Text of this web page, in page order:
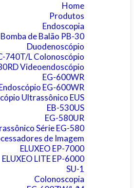
Home
Produtos
Endoscopia
de Balão PB-30
Duodenoscópio
740T/L Colonoscópio
Videoendoscópio
EG-600WR
EG-600WR
Ultrassônico EUS
EB-530US
EG-580UR
Série EG-580
de Imagem
ELUXEO EP-7000
ELUXEO LITE EP-6000
SU-1
Colonoscopia